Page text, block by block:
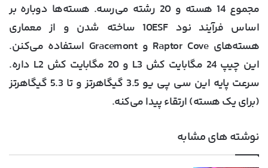
مجموع 14 هسته و 20 رشته می‌رسه. هسته‌ها دوباره بر
اساس فرآیند نود 10ESF ساخته شدن و از معماری
هسته‌های Raptor Cove و Gracemont استفاده می‌کنن.
این چیپ 24 مگابایت کش L3 و 20 مگابایت کش L2 داره.
سرعت پایه این سی پی یو 3.5 گیگاهرتز و تا 5.3 گیگاهرتز
(برای یک هسته) ارتقاء پیدا می‌کنه.
نوشته های مشابه